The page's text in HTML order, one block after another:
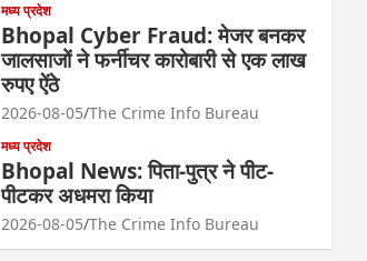
मध्य प्रदेश
Bhopal Cyber Fraud: मेजर बनकर
जालसाजों ने फर्नीचर कारोबारी से एक लाख
रुपए ऐंठे
2026-08-05 The Crime Info Bureau
मध्य प्रदेश
Bhopal News: पिता-पुत्र ने पीट-
पीटकर अधमरा किया
2026-08-05 The Crime Info Bureau